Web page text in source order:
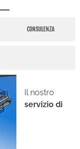
CONSULENZA
Il nostro
servizio di